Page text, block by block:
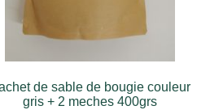
de sable de bougie couleur
gris + 2 meches 400grs